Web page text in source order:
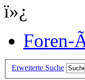
ï»¿
Foren-
Erweiterte Suche